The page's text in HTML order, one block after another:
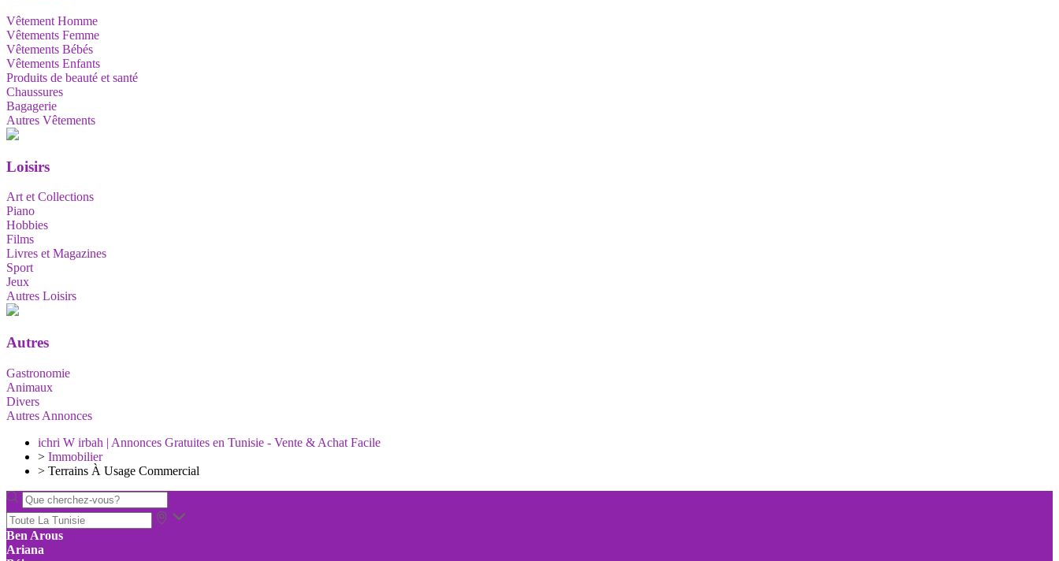
Vêtement Homme
Vêtements Femme
Vêtements Bébés
Vêtements Enfants
Produits de beauté et santé
Chaussures
Bagagerie
Autres Vêtements
Loisirs
Art et Collections
Piano
Hobbies
Films
Livres et Magazines
Sport
Jeux
Autres Loisirs
Autres
Gastronomie
Animaux
Divers
Autres Annonces
ichri W irbah | Annonces Gratuites en Tunisie - Vente & Achat Facile
> Immobilier
> Terrains À Usage Commercial
Ben Arous
Ariana